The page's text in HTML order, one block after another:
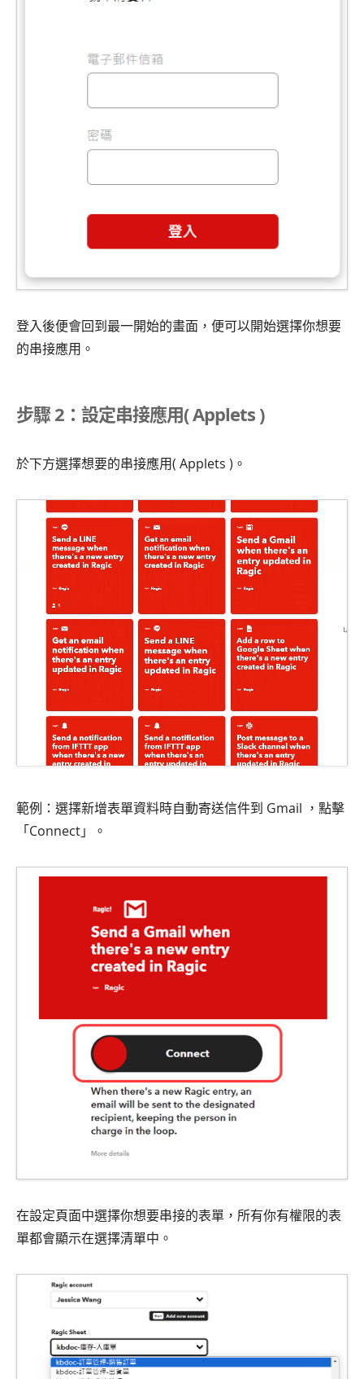
登入後便會回到最一開始的畫面，便可以開始選擇你想要
的串接應用。
步驟 2：設定串接應用( Applets )
於下方選擇想要的串接應用( Applets )。
範例：選擇新增表單資料時自動寄送信件到 Gmail ，點擊
「Connect」。
在設定頁面中選擇你想要串接的表單，所有你有權限的表
單都會顯示在選擇清單中。